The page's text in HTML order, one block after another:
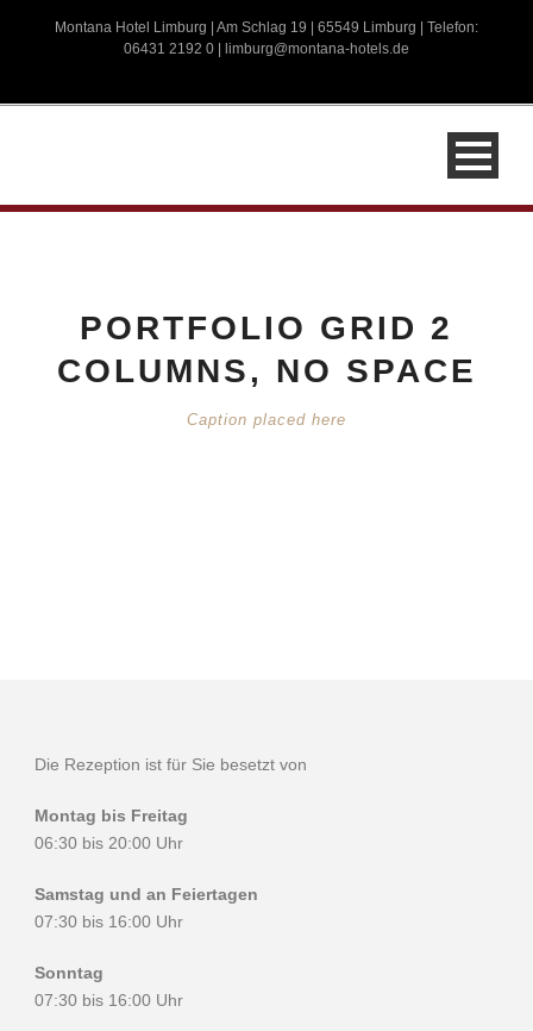
Montana Hotel Limburg | Am Schlag 19 | 65549 Limburg | Telefon:
06431 2192 0 |
limburg@montana-hotels.de
PORTFOLIO GRID 2
COLUMNS, NO SPACE
Caption placed here
Die Rezeption ist für Sie besetzt von
Montag bis Freitag
06:30 bis 20:00 Uhr
Samstag und an Feiertagen
07:30 bis 16:00 Uhr
Sonntag
07:30 bis 16:00 Uhr